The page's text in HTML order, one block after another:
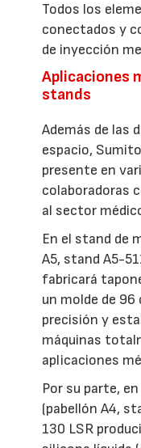
Todos los
conectados y
de inyección
Aplicaciones
stands
Además de las
espacio,
presente en
colaboradoras
al sector
En el stand de
A5, stand A5-
fabricará
un molde de
precisión y
máquinas
aplicaciones
Por su parte,
(pabellón A4,
130 LSR